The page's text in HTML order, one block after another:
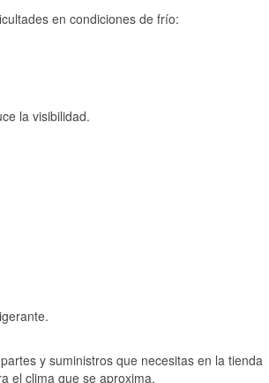
en condiciones de frío:
la visibilidad.
y suministros que necesitas en la tienda
el clima que se aproxima.